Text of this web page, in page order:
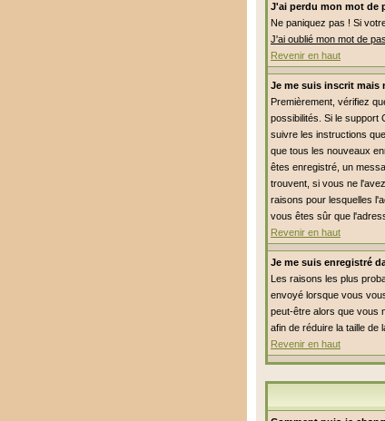
J'ai perdu mon mot de
Ne paniquez pas ! Si
J'ai oublié mon mot de
Revenir en haut
Je me suis inscrit mais
Premièrement, vérifiez
possibilités. Si le support
suivre les instructions
que tous les nouveaux
êtes enregistré, un
trouvent, si vous ne
raisons pour lesquelles
vous êtes sûr que
Revenir en haut
Je me suis enregistré
Les raisons les plus
envoyé lorsque vous
peut-être alors que vous
afin de réduire la taille
Revenir en haut